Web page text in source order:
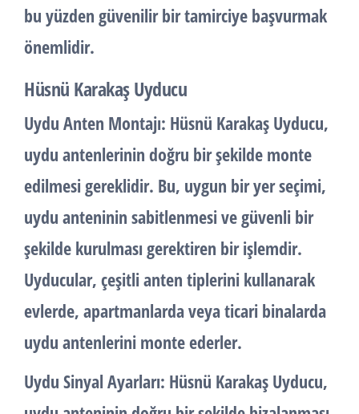
bu yüzden güvenilir bir tamirciye başvurmak
önemlidir.
Hüsnü Karakaş Uyducu
Uydu Anten Montajı: Hüsnü Karakaş Uyducu,
uydu antenlerinin doğru bir şekilde monte
edilmesi gereklidir. Bu, uygun bir yer seçimi,
uydu anteninin sabitlenmesi ve güvenli bir
şekilde kurulması gerektiren bir işlemdir.
Uyducular, çeşitli anten tiplerini kullanarak
evlerde, apartmanlarda veya ticari binalarda
uydu antenlerini monte ederler.
Uydu Sinyal Ayarları: Hüsnü Karakaş Uyducu,